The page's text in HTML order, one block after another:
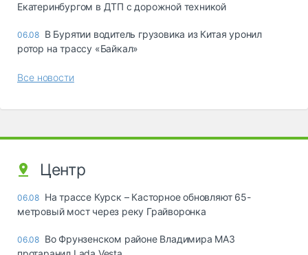
Екатеринбургом в ДТП с дорожной техникой
06.08 В Бурятии водитель грузовика из Китая уронил
ротор на трассу «Байкал»
Все новости
Центр
06.08 На трассе Курск – Касторное обновляют 65-
метровый мост через реку Грайворонка
06.08 Во Фрунзенском районе Владимира МАЗ